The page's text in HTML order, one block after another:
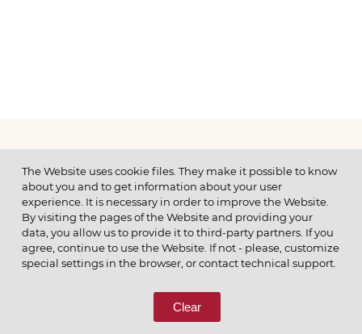
МЕНЮ
© 2026 ОАО
ПОЗВОНИТЕ НАМ
8 (800) 333-65-66
The Website uses cookie files. They make it possible to know
about you and to get information about your user
experience. It is necessary in order to improve the Website.
By visiting the pages of the Website and providing your
data, you allow us to provide it to third-party partners. If you
agree, continue to use the Website. If not - please, customize
special settings in the browser, or contact technical support.
Clear